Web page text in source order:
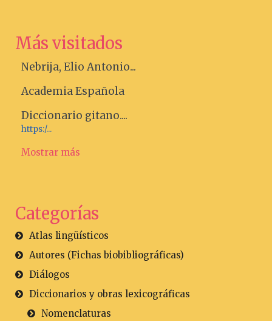
Más visitados
Nebrija, Elio Antonio...
Academia Española
Diccionario gitano....
https:/...
Mostrar más
Categorías
Atlas lingüísticos
Autores (Fichas biobibliográficas)
Diálogos
Diccionarios y obras lexicográficas
Nomenclaturas